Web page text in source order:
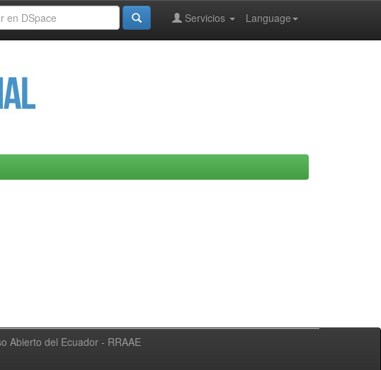
Language
Servicios
Abierto del Ecuador - RRAAE